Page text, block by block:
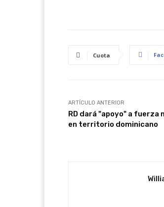
Cuota
ARTÍCULO ANTERIOR
RD dará "apoyo" a fuerza
en territorio dominicano